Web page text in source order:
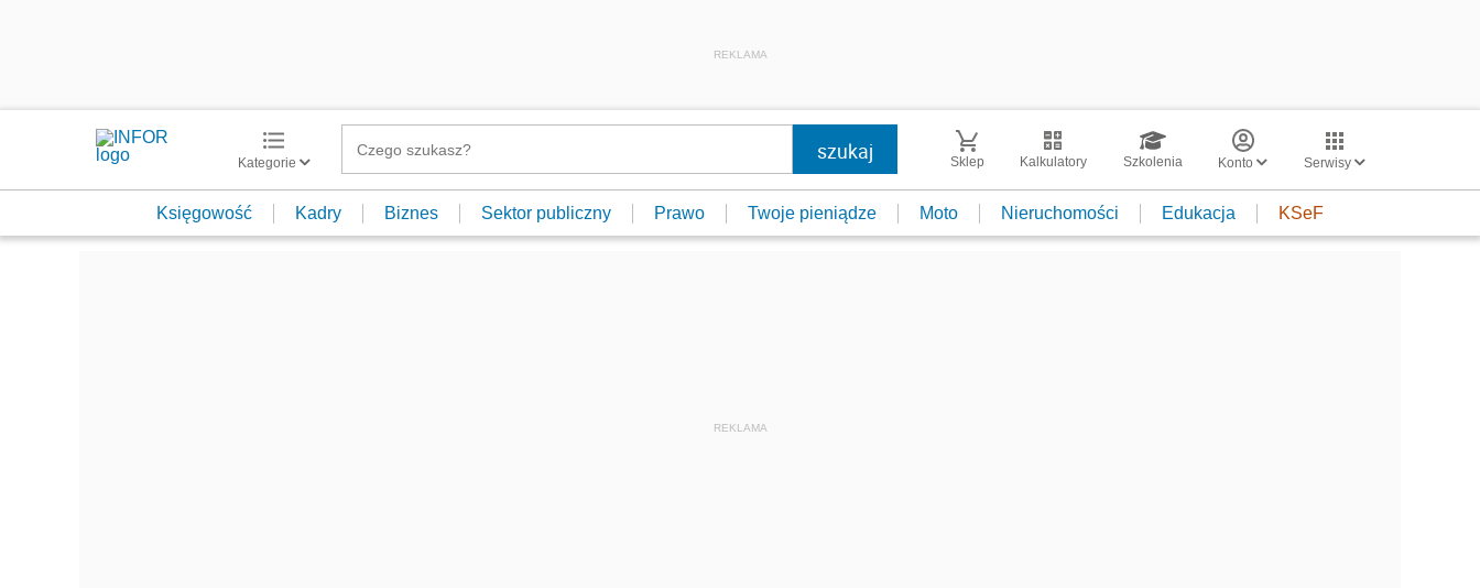
REKLAMA
Kategorie Sklep Kalkulatory Szkolenia Konto Serwisy
Księgowość Kadry Biznes Sektor publiczny Prawo Twoje pieniądze Moto Nieruchomości Edukacja KSeF